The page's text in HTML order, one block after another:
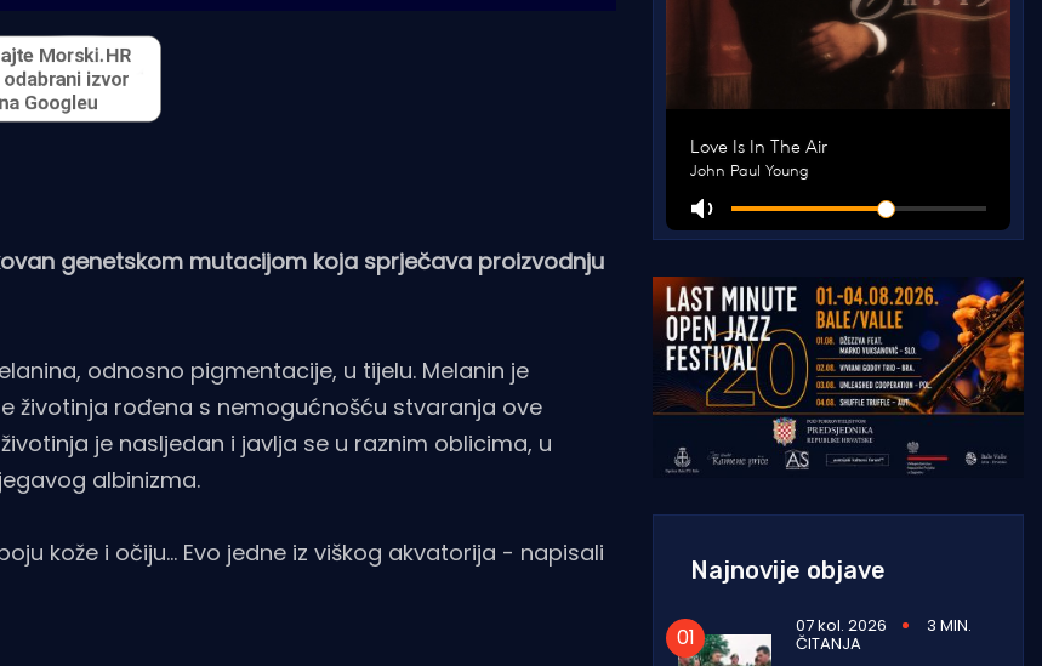
genetskom mutacijom koja sprječava proizvodnju
odnosno pigmentacije, u tijelu. Melanin je
životinja rođena s nemogućnošću stvaranja ove
je nasljedan i javlja se u raznim oblicima, u
albinizma.
kože i očiju... Evo jedne iz viškog akvatorija - napisali
Najnovije objave
07 kol. 2026 3 MIN.
ČITANJA